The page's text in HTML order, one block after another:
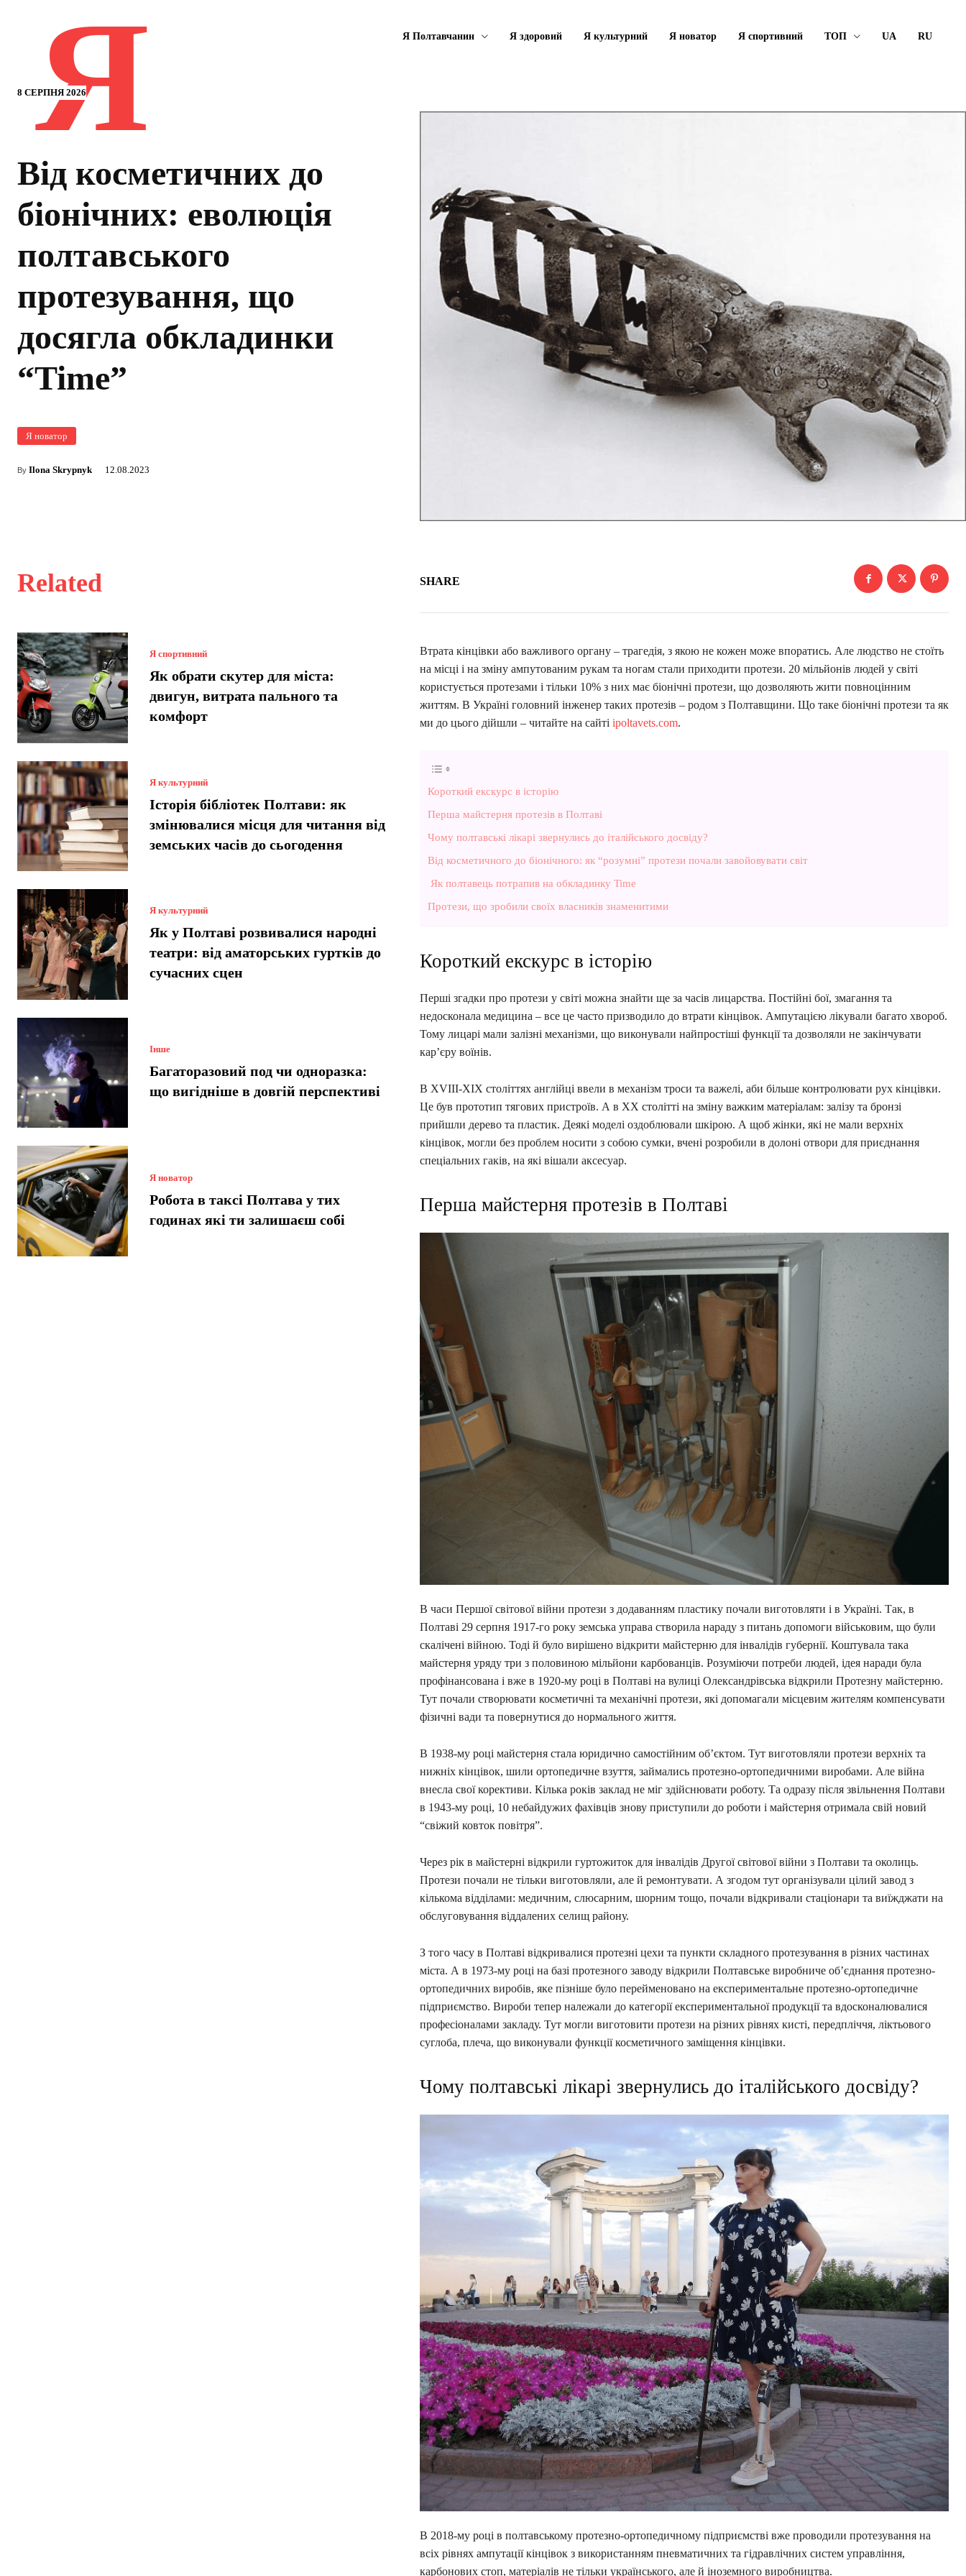
8 СЕРПНЯ 2026
Я Я Полтавчанин Я здоровий Я культурний Я новатор Я спортивний ТОП UA RU
Від косметичних до
біонічних: еволюція
полтавського
протезування, що
досягла обкладинки
“Time”
Я новатор
By Ilona Skrypnyk 12.08.2023
Related
Я спортивний
Як обрати скутер для міста:
двигун, витрата пального та
комфорт
Я культурний
Історія бібліотек Полтави: як
змінювалися місця для читання від
земських часів до сьогодення
Я культурний
Як у Полтаві розвивалися народні
театри: від аматорських гуртків до
сучасних сцен
Інше
Багаторазовий под чи одноразка:
що вигідніше в довгій перспективі
Я новатор
Робота в таксі Полтава у тих
годинах які ти залишаєш собі
SHARE
Втрата кінцівки або важливого органу – трагедія, з якою не кожен може впоратись. Але людство не стоїть
на місці і на зміну ампутованим рукам та ногам стали приходити протези. 20 мільйонів людей у світі
користується протезами і тільки 10% з них має біонічні протези, що дозволяють жити повноцінним
життям. В Україні головний інженер таких протезів – родом з Полтавщини. Що таке біонічні протези та як
ми до цього дійшли – читайте на сайті ipoltavets.com.
Короткий екскурс в історію
Перша майстерня протезів в Полтаві
Чому полтавські лікарі звернулись до італійського досвіду?
Від косметичного до біонічного: як “розумні” протези почали завойовувати світ
Як полтавець потрапив на обкладинку Time
Протези, що зробили своїх власників знаменитими
Короткий екскурс в історію
Перші згадки про протези у світі можна знайти ще за часів лицарства. Постійні бої, змагання та
недосконала медицина – все це часто призводило до втрати кінцівок. Ампутацією лікували багато хвороб.
Тому лицарі мали залізні механізми, що виконували найпростіші функції та дозволяли не закінчувати
кар’єру воїнів.
В XVIII-XIX століттях англійці ввели в механізм троси та важелі, аби більше контролювати рух кінцівки.
Це був прототип тягових пристроїв. А в XX столітті на зміну важким матеріалам: залізу та бронзі
прийшли дерево та пластик. Деякі моделі оздоблювали шкірою. А щоб жінки, які не мали верхніх
кінцівок, могли без проблем носити з собою сумки, вчені розробили в долоні отвори для приєднання
спеціальних гаків, на які вішали аксесуар.
Перша майстерня протезів в Полтаві
В часи Першої світової війни протези з додаванням пластику почали виготовляти і в Україні. Так, в
Полтаві 29 серпня 1917-го року земська управа створила нараду з питань допомоги військовим, що були
скалічені війною. Тоді й було вирішено відкрити майстерню для інвалідів губернії. Коштувала така
майстерня уряду три з половиною мільйони карбованців. Розуміючи потреби людей, ідея наради була
профінансована і вже в 1920-му році в Полтаві на вулиці Олександрівська відкрили Протезну майстерню.
Тут почали створювати косметичні та механічні протези, які допомагали місцевим жителям компенсувати
фізичні вади та повернутися до нормального життя.
В 1938-му році майстерня стала юридично самостійним об’єктом. Тут виготовляли протези верхніх та
нижніх кінцівок, шили ортопедичне взуття, займались протезно-ортопедичними виробами. Але війна
внесла свої корективи. Кілька років заклад не міг здійснювати роботу. Та одразу після звільнення Полтави
в 1943-му році, 10 небайдужих фахівців знову приступили до роботи і майстерня отримала свій новий
“свіжий ковток повітря”.
Через рік в майстерні відкрили гуртожиток для інвалідів Другої світової війни з Полтави та околиць.
Протези почали не тільки виготовляли, але й ремонтувати. А згодом тут організували цілий завод з
кількома відділами: медичним, слюсарним, шорним тощо, почали відкривали стаціонари та виїжджати на
обслуговування віддалених селищ району.
З того часу в Полтаві відкривалися протезні цехи та пункти складного протезування в різних частинах
міста. А в 1973-му році на базі протезного заводу відкрили Полтавське виробниче об’єднання протезно-
ортопедичних виробів, яке пізніше було перейменовано на експериментальне протезно-ортопедичне
підприємство. Вироби тепер належали до категорії експериментальної продукції та вдосконалювалися
професіоналами закладу. Тут могли виготовити протези на різних рівнях кисті, передпліччя, ліктьового
суглоба, плеча, що виконували функції косметичного заміщення кінцівки.
Чому полтавські лікарі звернулись до італійського досвіду?
В 2018-му році в полтавському протезно-ортопедичному підприємстві вже проводили протезування на
всіх рівнях ампутації кінцівок з використанням пневматичних та гідравлічних систем управління,
карбонових стоп, матеріалів не тільки українського, але й іноземного виробництва.